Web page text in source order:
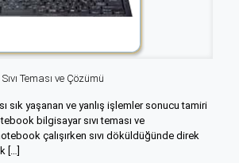
Teması ve Çözümü
sık yaşanan ve yanlış işlemler sonucu tamiri
bilgisayar sıvı teması ve
çalışırken sıvı döküldüğünde direk